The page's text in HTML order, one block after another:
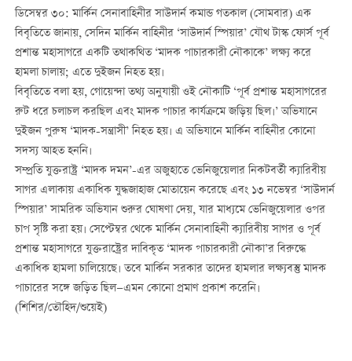
ডিসেম্বর ৩০: মার্কিন সেনাবাহিনীর সাউদার্ন কমান্ড গতকাল (সোমবার) এক
বিবৃতিতে জানায়, সেদিন মার্কিন বাহিনীর ‘সাউদার্ন স্পিয়ার’ যৌথ টাস্ক ফোর্স পূর্ব
প্রশান্ত মহাসাগরে একটি তথাকথিত ‘মাদক পাচারকারী নৌকাকে’ লক্ষ্য করে
হামলা চালায়; এতে দুইজন নিহত হয়।
বিবৃতিতে বলা হয়, গোয়েন্দা তথ্য অনুযায়ী ওই নৌকাটি ‘পূর্ব প্রশান্ত মহাসাগরের
রুট ধরে চলাচল করছিল এবং মাদক পাচার কার্যক্রমে জড়িয় ছিল।’ অভিযানে
দুইজন পুরুষ ‘মাদক-সন্ত্রাসী’ নিহত হয়। এ অভিযানে মার্কিন বাহিনীর কোনো
সদস্য আহত হননি।
সম্প্রতি যুক্তরাষ্ট্র ‘মাদক দমন’-এর অজুহাতে ভেনিজুয়েলার নিকটবর্তী ক্যারিবীয়
সাগর এলাকায় একাধিক যুদ্ধজাহাজ মোতায়েন করেছে এবং ১৩ নভেম্বর ‘সাউদার্ন
স্পিয়ার’ সামরিক অভিযান শুরুর ঘোষণা দেয়, যার মাধ্যমে ভেনিজুয়েলার ওপর
চাপ সৃষ্টি করা হয়। সেপ্টেম্বর থেকে মার্কিন সেনাবাহিনী ক্যারিবীয় সাগর ও পূর্ব
প্রশান্ত মহাসাগরে যুক্তরাষ্ট্রের দাবিকৃত ‘মাদক পাচারকারী নৌকা’র বিরুদ্ধে
একাধিক হামলা চালিয়েছে। তবে মার্কিন সরকার তাদের হামলার লক্ষ্যবস্তু মাদক
পাচারের সঙ্গে জড়িত ছিল—এমন কোনো প্রমাণ প্রকাশ করেনি।
(শিশির/তৌহিদ/শুয়েই)